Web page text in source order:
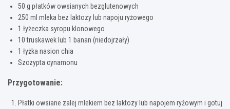
50 g płatków owsianych bezglutenowych
250 ml mleka bez laktozy lub napoju ryżowego
1 łyżeczka syropu klonowego
10 truskawek lub 1 banan (niedojrzały)
1 łyżka nasion chia
Szczypta cynamonu
Przygotowanie:
Płatki owsiane zalej mlekiem bez laktozy lub napojem ryżowym i gotuj